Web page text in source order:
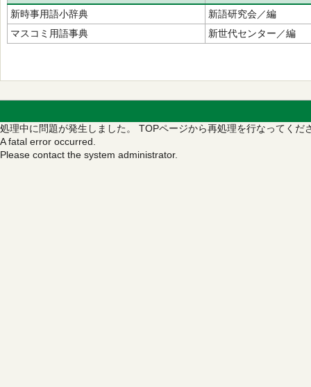
新時事用語小辞典
新語研究会／編
マスコミ用語事典
新世代センター／編
処理中に問題が発生しました。 TOPページから再処理を行なってくだ
A fatal error occurred.
Please contact the system administrator.